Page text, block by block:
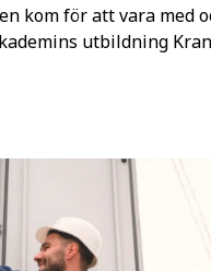
kom för att vara med
utbildning